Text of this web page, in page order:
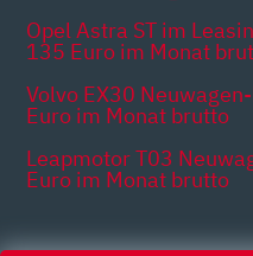
Opel Astra ST im
135 Euro im Monat
Volvo EX30
Euro im Monat brutto
Leapmotor T03
Euro im Monat brutto